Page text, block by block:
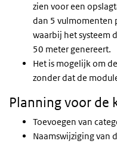
zien voor een
dan 5 vulmomenten
waarbij het systeem
50 meter genereert.
Het is mogelijk om
zonder dat de
Planning voor de
Toevoegen van
Naamswijziging van